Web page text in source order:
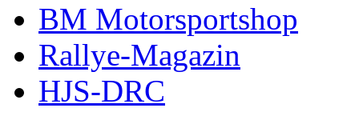
BM Motorsportshop
Rallye-Magazin
HJS-DRC